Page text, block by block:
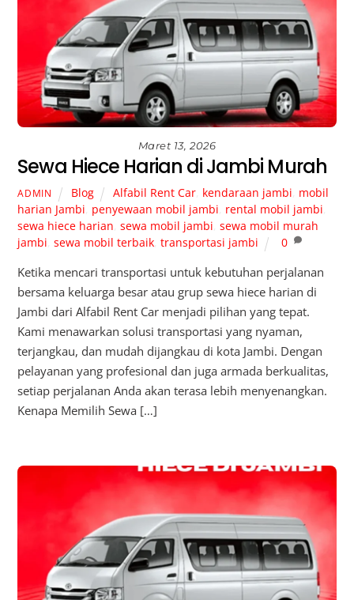
Maret 13, 2026
Sewa Hiece Harian di Jambi Murah
ADMIN Blog Alfabil Rent Car, kendaraan jambi mobil
harian Jambi penyewaan mobil jambi rental mobil jambi
sewa hiece harian ,sewa mobil jambi ,sewa mobil murah
jambi ,sewa mobil terbaik ,transportasi jambi 0
Ketika mencari transportasi untuk kebutuhan perjalanan
bersama keluarga besar atau grup sewa hiece harian di
Jambi dari Alfabil Rent Car menjadi pilihan yang tepat.
Kami menawarkan solusi transportasi yang nyaman,
terjangkau, dan mudah dijangkau di kota Jambi. Dengan
pelayanan yang profesional dan juga armada berkualitas,
setiap perjalanan Anda akan terasa lebih menyenangkan.
Kenapa Memilih Sewa […]